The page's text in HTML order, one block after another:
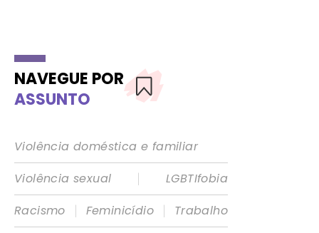
NAVEGUE POR
ASSUNTO
Violência doméstica e familiar
Violência sexual
|
LGBTIfobia
Racismo
| Feminicídio |
Trabalho